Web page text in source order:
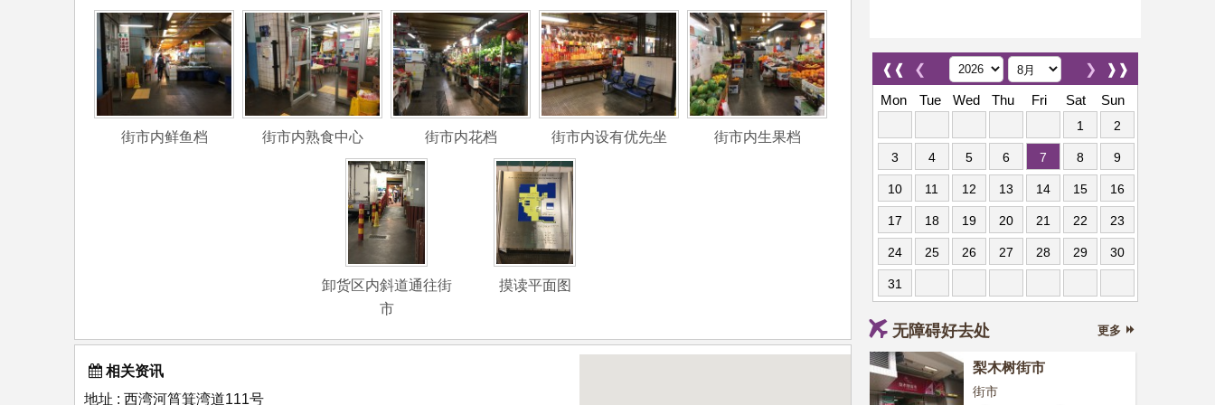
街市内鲜鱼档 街市内熟食中心 街市内花档 街市内设有优先坐 街市内生果档
卸货区内斜道通往街
市
摸读平面图
相关资讯
地址 : 西湾河筲箕湾道111号
❰❰ ❮ ❱❱
❯
Mon
Tue Wed Thu Fri Sat Sun
1 2
3 4 5 6 7 8 9
10 11 12 13 14 15 16
17 18 19 20 21 22 23
24 25 26 27 28 29 30
31
无障碍好去处 更多
梨木树街市
街市